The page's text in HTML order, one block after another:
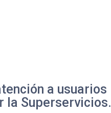
a usuarios
la Superservicios.